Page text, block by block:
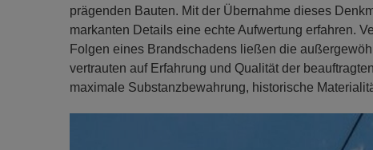
prägenden Bauten. Mit der Übernahme dieses
markanten Details eine echte Aufwertung erfahren.
Folgen eines Brandschadens ließen die
vertrauten auf Erfahrung und Qualität der
maximale Substanzbewahrung, historische